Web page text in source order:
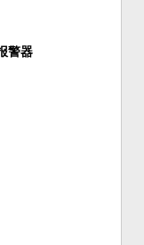
警器